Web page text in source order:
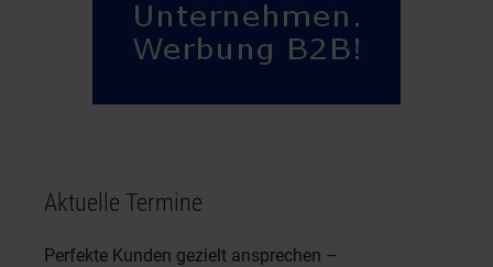
Aktuelle Termine
Perfekte Kunden gezielt ansprechen –